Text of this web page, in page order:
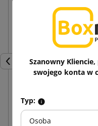
Poprzedni
Biała koperta z
Szanowny
swojego konta w
Typ:
Osoba